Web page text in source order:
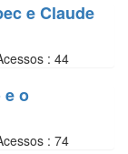
e Claude
: 44
e o
: 74